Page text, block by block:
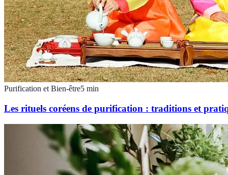
Purification et Bien-être5 min
Les rituels coréens de purification : traditions et